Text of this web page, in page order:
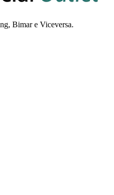
Bimar e Viceversa.